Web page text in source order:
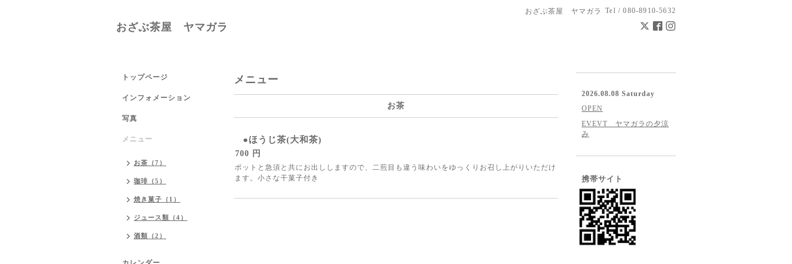
おざぶ茶屋 ヤマガラ Tel / 080-8910-5632
おざぶ茶屋 ヤマガラ
メニュー
お茶
●ほうじ茶(大和茶)
700 円
ポットと急須と共にお出ししますので、二煎目も違う味わいをゆっくりお召し上がりいただけ
ます。小さな干菓子付き
トップページ
インフォメーション
写真
メニュー
お茶（7）
珈琲（5）
焼き菓子（1）
ジュース類（4）
酒類（2）
2026.08.08 Saturday
OPEN
EVEVT ヤマガラの夕涼
み
携帯サイト